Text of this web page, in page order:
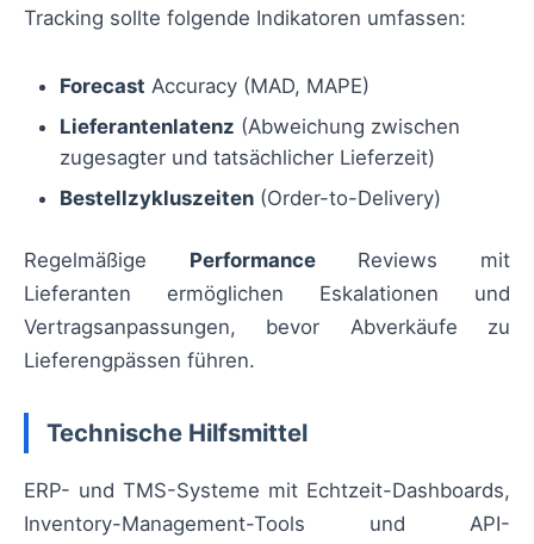
Tracking sollte folgende Indikatoren umfassen:
Forecast Accuracy (MAD, MAPE)
Lieferantenlatenz (Abweichung zwischen
zugesagter und tatsächlicher Lieferzeit)
Bestellzykluszeiten (Order-to-Delivery)
Regelmäßige PerformanceReviews mit
Lieferanten ermöglichen Eskalationen und
Vertragsanpassungen, bevor Abverkäufe zu
Lieferengpässen führen.
Technische Hilfsmittel
ERP- und TMS-Systeme mit Echtzeit-Dashboards,
Inventory-Management-Tools und API-